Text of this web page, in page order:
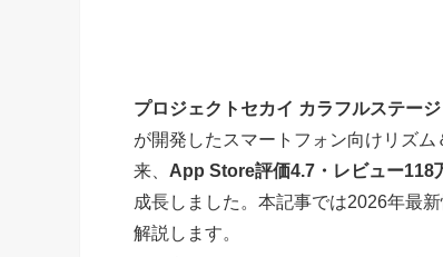
プロジェクトセカイ カラフルステー
が開発したスマートフォン向けリズ
来、 App Store評価4.7・レビュー118
成長しました。本記事では2026年最
解説します。